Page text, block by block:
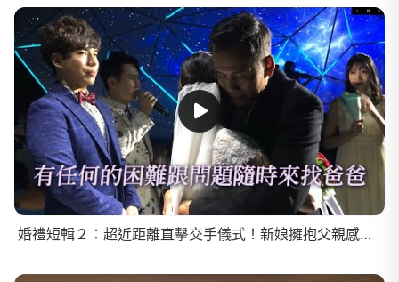
婚禮短輯２：超近距離直擊交手儀式！新娘擁抱父親感動落淚！